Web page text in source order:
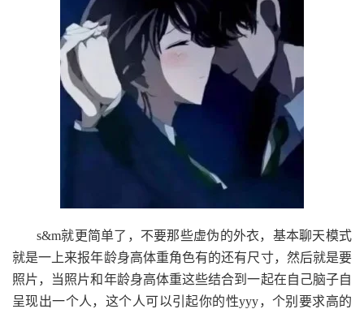
s&m就更简单了，不要那些虚伪的外衣，基本聊天模式
就是一上来报年龄身高体重角色有的还有尺寸，然后就是要
照片，当照片和年龄身高体重这些结合到一起在自己脑子自
呈现出一个人，这个人可以引起你的性yyy，个别要求高的